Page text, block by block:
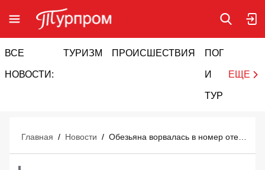
ВСЕ
НОВОСТИ:
ТУРИЗМ ПРОИСШЕСТВИЯ ПОГОДА
И
ТУРИЗМ
ЕЩЕ
Главная / Новости /